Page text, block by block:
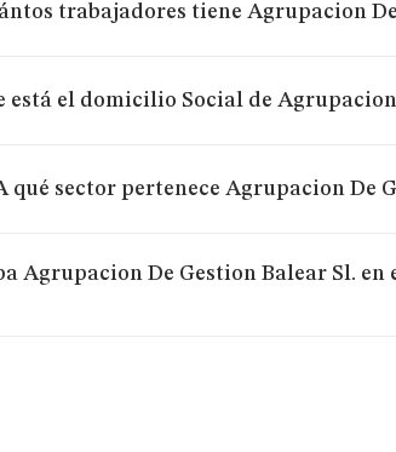
trabajadores tiene Agrupacion
está el domicilio Social de
qué sector pertenece Agrupacion De
Agrupacion De Gestion Balear Sl.